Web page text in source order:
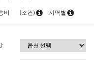
비 (조건) 지역별